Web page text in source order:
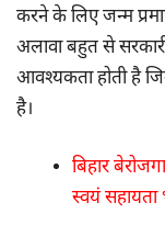
करने के लिए जन्म
अलावा बहुत से
आवश्यकता होती है
है।
बिहार
स्वयं सहायता